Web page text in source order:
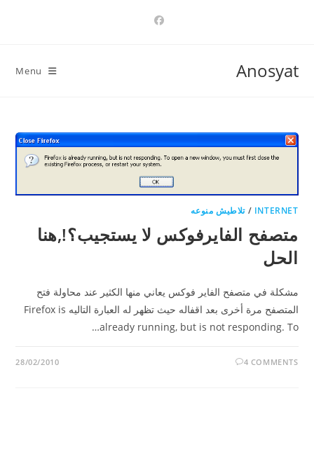
Anosyat
Menu
INTERNET
/تلاطيش منوعه
متصفح الفايرفوكس لا يستجيب؟!,هنا
الحل
مشكلة في متصفح الفاير فوكس يعاني منها الكثير عند محاولة فتح
المتصفح مرة أخرى بعد اقفاله حيث تظهر له العبارة التاليه Firefox is
already running, but is not responding. To…
4 COMMENTS
28/02/2010